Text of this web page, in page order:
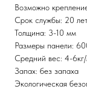
Возможно
Срок службы: 20
Толщина: 3-10 мм
Размеры панели:
Средний вес: 4-
Запах: без запаха
Экологическая